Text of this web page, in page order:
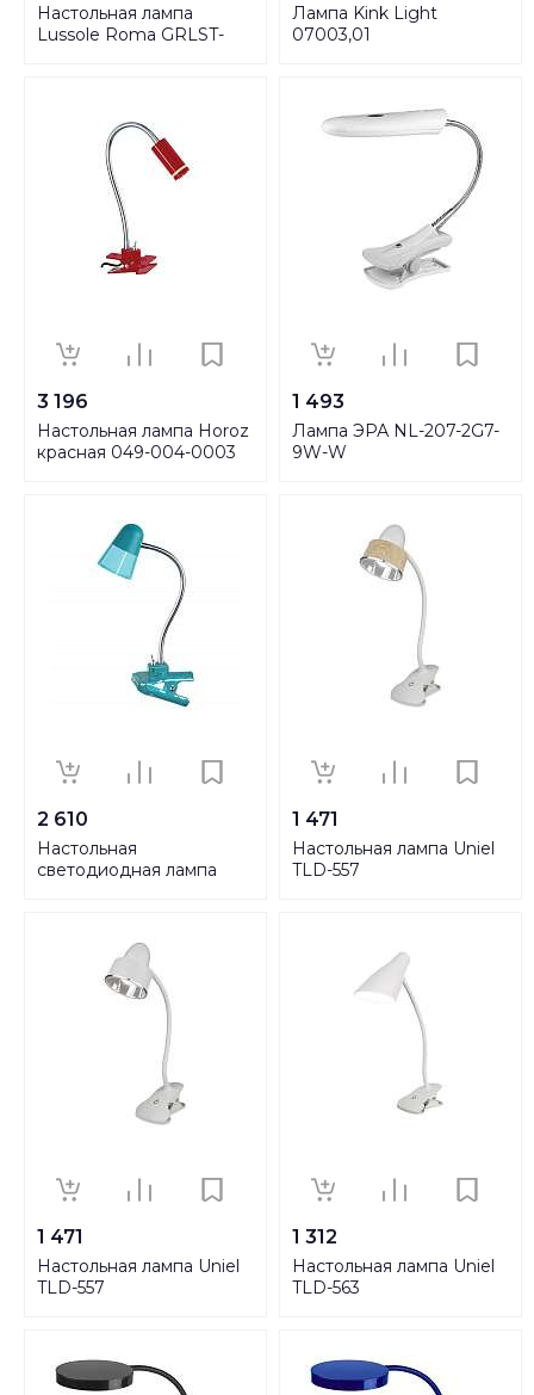
Настольная лампа
Lussole Roma GRLST-
Лампа Kink Light
07003,01
3 196
Настольная лампа Horoz
красная 049-004-0003
1 493
Лампа ЭРА NL-207-2G7-
9W-W
2 610
Настольная
светодиодная лампа
1 471
Настольная лампа Uniel
TLD-557
1 471
Настольная лампа Uniel
TLD-557
1 312
Настольная лампа Uniel
TLD-563